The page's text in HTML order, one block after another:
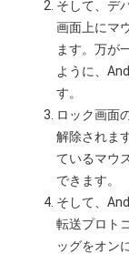
そして、デ
画面上にマ
ます。万が
ように、
す。
ロック画面
解除されま
ているマウ
できます。
そして、
転送プロト
ッグをオン